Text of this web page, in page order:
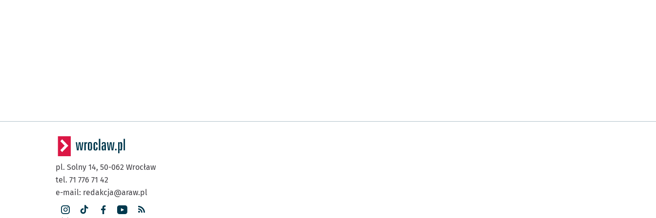
pl. Solny 14, 50-062 Wrocław
tel. 71 776 71 42
e-mail: redakcja@araw.pl